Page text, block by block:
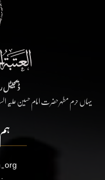
ڈیجیٹل
یہاں حرم مطہر حضرت امام حسین علیہ